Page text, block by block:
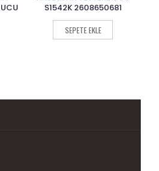
S1542K 2608650681
SEPETE EKLE